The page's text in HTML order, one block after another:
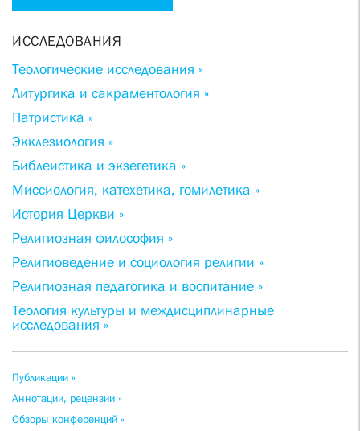
ИССЛЕДОВАНИЯ
Теологические исследования »
Литургика и сакраментология »
Патристика »
Экклезиология »
Библеистика и экзегетика »
Миссиология, катехетика, гомилетика »
История Церкви »
Религиозная философия »
Религиоведение и социология религии »
Религиозная педагогика и воспитание »
Теология культуры и междисциплинарные
исследования »
Публикации »
Аннотации, рецензии »
Обзоры конференций »